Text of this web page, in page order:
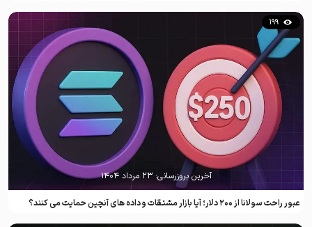
عبور راحت سولانا از ۲۰۰ دلار؛ آیا بازار مشتقات و داده های آنچین حمایت می کنند؟
199
آخرین بروزرسانی: ۲۳ مرداد ۱۴۰۴